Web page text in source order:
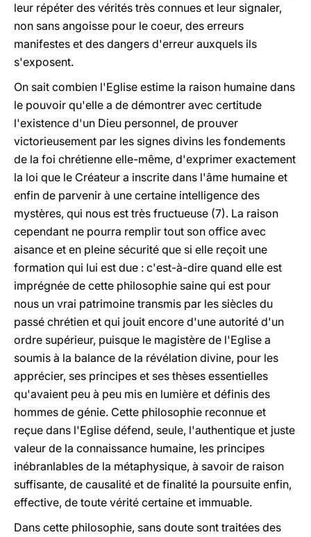
leur répéter des vérités très connues et leur signaler,
non sans angoisse pour le coeur, des erreurs
manifestes et des dangers d'erreur auxquels ils
s'exposent.
On sait combien l'Eglise estime la raison humaine dans
le pouvoir qu'elle a de démontrer avec certitude
l'existence d'un Dieu personnel, de prouver
victorieusement par les signes divins les fondements
de la foi chrétienne elle-même, d'exprimer exactement
la loi que le Créateur a inscrite dans l'âme humaine et
enfin de parvenir à une certaine intelligence des
mystères, qui nous est très fructueuse (7). La raison
cependant ne pourra remplir tout son office avec
aisance et en pleine sécurité que si elle reçoit une
formation qui lui est due : c'est-à-dire quand elle est
imprégnée de cette philosophie saine qui est pour
nous un vrai patrimoine transmis par les siècles du
passé chrétien et qui jouit encore d'une autorité d'un
ordre supérieur, puisque le magistère de l'Eglise a
soumis à la balance de la révélation divine, pour les
apprécier, ses principes et ses thèses essentielles
qu'avaient peu à peu mis en lumière et définis des
hommes de génie. Cette philosophie reconnue et
reçue dans l'Eglise défend, seule, l'authentique et juste
valeur de la connaissance humaine, les principes
inébranlables de la métaphysique, à savoir de raison
suffisante, de causalité et de finalité la poursuite enfin,
effective, de toute vérité certaine et immuable.
Dans cette philosophie, sans doute sont traitées des